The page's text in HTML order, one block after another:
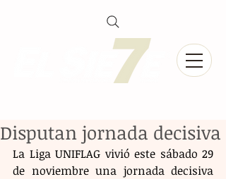
Disputan jornada decisiva
La Liga UNIFLAG vivió este sábado 29
de noviembre una jornada decisiva